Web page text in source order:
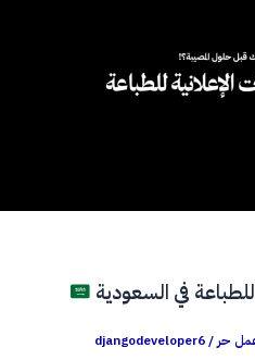
في السعودية
حر /
djangodeveloper6